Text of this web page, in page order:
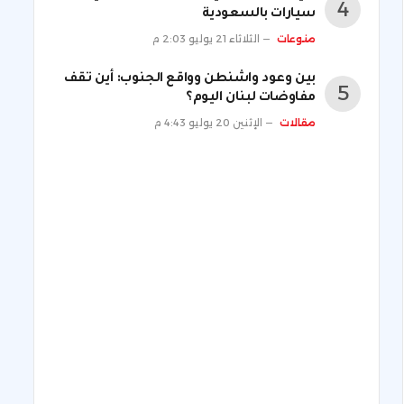
سيارات بالسعودية
منوعات الثلاثاء 21 يوليو 2:03 م
بين وعود واشنطن وواقع الجنوب: أين تقف
مفاوضات لبنان اليوم؟
مقالات الإثنين 20 يوليو 4:43 م